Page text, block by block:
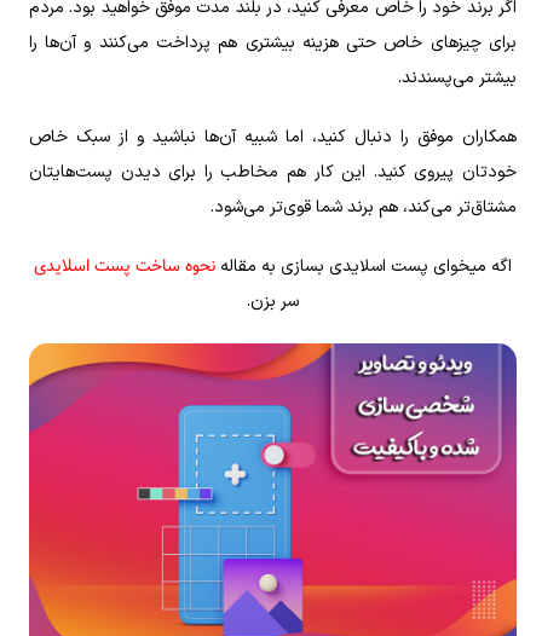
اگر برند خود را خاص معرفی کنید، در بلند مدت موفق خواهید بود. مردم
برای چیز‌های خاص حتی هزینه بیشتری هم پرداخت می‌کنند و آن‌ها را
بیشتر می‌پسندند.
همکاران موفق را دنبال کنید، اما شبیه آن‌ها نباشید و از سبک خاص
خودتان پیروی کنید. این کار هم مخاطب را برای دیدن پست‌هایتان
مشتاق‌تر می‌کند، هم برند شما قوی‌تر می‌شود.
اگه میخوای پست اسلایدی بسازی به مقالهنحوه ساخت پست اسلایدی
سر بزن.